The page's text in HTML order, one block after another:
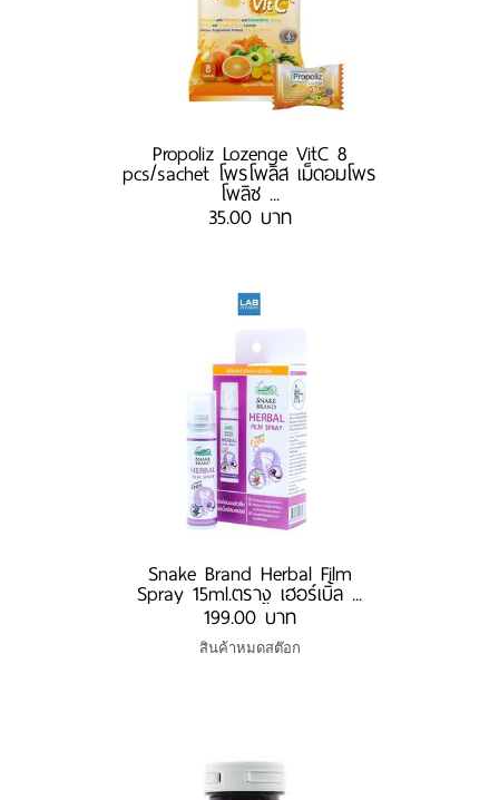
Propoliz Lozenge VitC 8
pcs/sachet โพรโพลิส เม็ดอมโพร
โพลิซ ...
35.00 บาท
Snake Brand Herbal Film
Spray 15ml.ตรางู เฮอร์เบิ้ล ...
199.00 บาท
สินค้าหมดสต๊อก